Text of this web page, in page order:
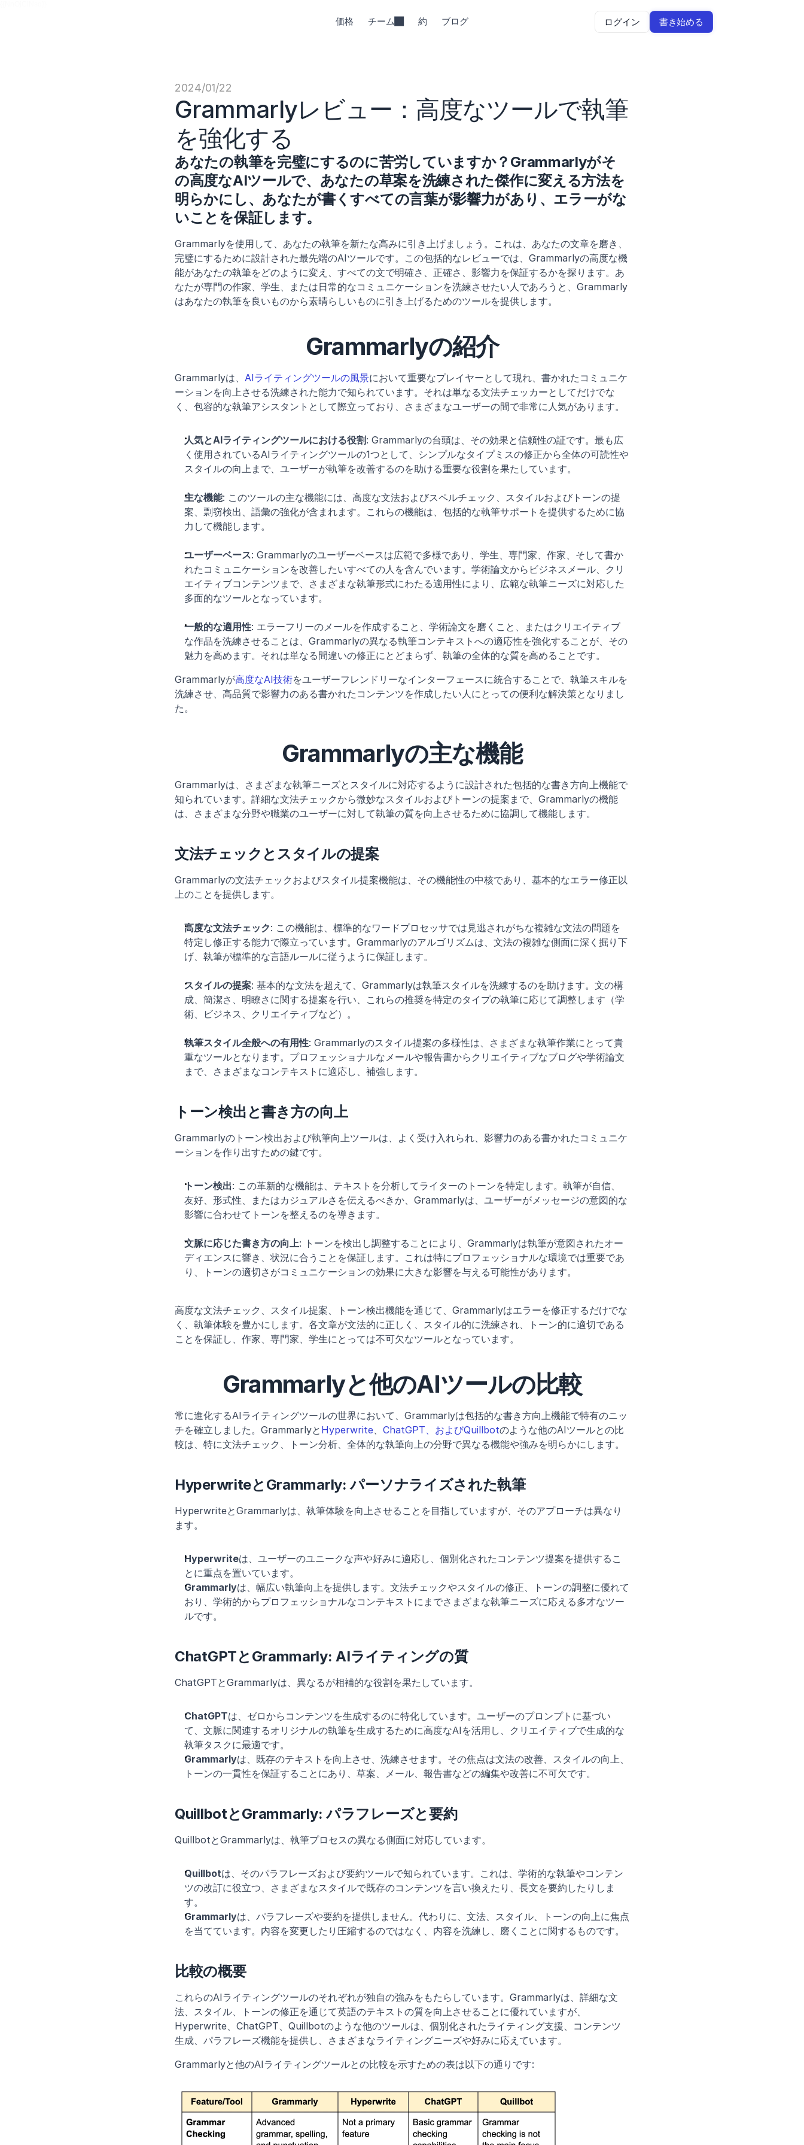
2024/01/22
Grammarlyレビュー：高度なツールで執筆
を強化する
あなたの執筆を完璧にするのに苦労していますか？Grammarlyがそ
の高度なAIツールで、あなたの草案を洗練された傑作に変える方法を
明らかにし、あなたが書くすべての言葉が影響力があり、エラーがな
いことを保証します。
Grammarlyを使用して、あなたの執筆を新たな高みに引き上げましょう。これは、あなたの文章を磨き、
完璧にするために設計された最先端のAIツールです。この包括的なレビューでは、Grammarlyの高度な機
能があなたの執筆をどのように変え、すべての文で明確さ、正確さ、影響力を保証するかを探ります。あ
なたが専門の作家、学生、または日常的なコミュニケーションを洗練させたい人であろうと、Grammarly
はあなたの執筆を良いものから素晴らしいものに引き上げるためのツールを提供します。
Grammarlyの紹介
Grammarlyは、 AIライティングツールの風景において重要なプレイヤーとして現れ、書かれたコミュニケ
ーションを向上させる洗練された能力で知られています。それは単なる文法チェッカーとしてだけでな
く、包容的な執筆アシスタントとして際立っており、さまざまなユーザーの間で非常に人気があります。
人気とAIライティングツールにおける役割: Grammarlyの台頭は、その効果と信頼性の証です。最も広
く使用されているAIライティングツールの1つとして、シンプルなタイプミスの修正から全体の可読性や
スタイルの向上まで、ユーザーが執筆を改善するのを助ける重要な役割を果たしています。
主な機能: このツールの主な機能には、高度な文法およびスペルチェック、スタイルおよびトーンの提
案、剽窃検出、語彙の強化が含まれます。これらの機能は、包括的な執筆サポートを提供するために協
力して機能します。
ユーザーベース: Grammarlyのユーザーベースは広範で多様であり、学生、専門家、作家、そして書か
れたコミュニケーションを改善したいすべての人を含んでいます。学術論文からビジネスメール、クリ
エイティブコンテンツまで、さまざまな執筆形式にわたる適用性により、広範な執筆ニーズに対応した
多面的なツールとなっています。
一般的な適用性: エラーフリーのメールを作成すること、学術論文を磨くこと、またはクリエイティブ
な作品を洗練させることは、Grammarlyの異なる執筆コンテキストへの適応性を強化することが、その
魅力を高めます。それは単なる間違いの修正にとどまらず、執筆の全体的な質を高めることです。
Grammarlyが高度なAI技術をユーザーフレンドリーなインターフェースに統合することで、執筆スキルを
洗練させ、高品質で影響力のある書かれたコンテンツを作成したい人にとっての便利な解決策となりまし
た。
Grammarlyの主な機能
Grammarlyは、さまざまな執筆ニーズとスタイルに対応するように設計された包括的な書き方向上機能で
知られています。詳細な文法チェックから微妙なスタイルおよびトーンの提案まで、Grammarlyの機能
は、さまざまな分野や職業のユーザーに対して執筆の質を向上させるために協調して機能します。
文法チェックとスタイルの提案
Grammarlyの文法チェックおよびスタイル提案機能は、その機能性の中核であり、基本的なエラー修正以
上のことを提供します。
高度な文法チェック: この機能は、標準的なワードプロセッサでは見逃されがちな複雑な文法の問題を
特定し修正する能力で際立っています。Grammarlyのアルゴリズムは、文法の複雑な側面に深く掘り下
げ、執筆が標準的な言語ルールに従うように保証します。
スタイルの提案: 基本的な文法を超えて、Grammarlyは執筆スタイルを洗練するのを助けます。文の構
成、簡潔さ、明瞭さに関する提案を行い、これらの推奨を特定のタイプの執筆に応じて調整します（学
術、ビジネス、クリエイティブなど）。
執筆スタイル全般への有用性: Grammarlyのスタイル提案の多様性は、さまざまな執筆作業にとって貴
重なツールとなります。プロフェッショナルなメールや報告書からクリエイティブなブログや学術論文
まで、さまざまなコンテキストに適応し、補強します。
トーン検出と書き方の向上
Grammarlyのトーン検出および執筆向上ツールは、よく受け入れられ、影響力のある書かれたコミュニケ
ーションを作り出すための鍵です。
トーン検出: この革新的な機能は、テキストを分析してライターのトーンを特定します。執筆が自信、
友好、形式性、またはカジュアルさを伝えるべきか、Grammarlyは、ユーザーがメッセージの意図的な
影響に合わせてトーンを整えるのを導きます。
文脈に応じた書き方の向上: トーンを検出し調整することにより、Grammarlyは執筆が意図されたオー
ディエンスに響き、状況に合うことを保証します。これは特にプロフェッショナルな環境では重要であ
り、トーンの適切さがコミュニケーションの効果に大きな影響を与える可能性があります。
高度な文法チェック、スタイル提案、トーン検出機能を通じて、Grammarlyはエラーを修正するだけでな
く、執筆体験を豊かにします。各文章が文法的に正しく、スタイル的に洗練され、トーン的に適切である
ことを保証し、作家、専門家、学生にとっては不可欠なツールとなっています。
Grammarlyと他のAIツールの比較
常に進化するAIライティングツールの世界において、Grammarlyは包括的な書き方向上機能で特有のニッ
チを確立しました。Grammarlyと Hyperwrite、 ChatGPT、およびQuillbotのような他のAIツールとの比
較は、特に文法チェック、トーン分析、全体的な執筆向上の分野で異なる機能や強みを明らかにします。
HyperwriteとGrammarly: パーソナライズされた執筆
HyperwriteとGrammarlyは、執筆体験を向上させることを目指していますが、そのアプローチは異なり
ます。
Hyperwriteは、ユーザーのユニークな声や好みに適応し、個別化されたコンテンツ提案を提供するこ
とに重点を置いています。
Grammarlyは、幅広い執筆向上を提供します。文法チェックやスタイルの修正、トーンの調整に優れて
おり、学術的からプロフェッショナルなコンテキストにまでさまざまな執筆ニーズに応える多才なツー
ルです。
ChatGPTとGrammarly: AIライティングの質
ChatGPTとGrammarlyは、異なるが相補的な役割を果たしています。
ChatGPTは、ゼロからコンテンツを生成するのに特化しています。ユーザーのプロンプトに基づい
て、文脈に関連するオリジナルの執筆を生成するために高度なAIを活用し、クリエイティブで生成的な
執筆タスクに最適です。
Grammarlyは、既存のテキストを向上させ、洗練させます。その焦点は文法の改善、スタイルの向上、
トーンの一貫性を保証することにあり、草案、メール、報告書などの編集や改善に不可欠です。
QuillbotとGrammarly: パラフレーズと要約
QuillbotとGrammarlyは、執筆プロセスの異なる側面に対応しています。
Quillbotは、そのパラフレーズおよび要約ツールで知られています。これは、学術的な執筆やコンテン
ツの改訂に役立つ、さまざまなスタイルで既存のコンテンツを言い換えたり、長文を要約したりしま
す。
Grammarlyは、パラフレーズや要約を提供しません。代わりに、文法、スタイル、トーンの向上に焦点
を当てています。内容を変更したり圧縮するのではなく、内容を洗練し、磨くことに関するものです。
比較の概要
これらのAIライティングツールのそれぞれが独自の強みをもたらしています。Grammarlyは、詳細な文
法、スタイル、トーンの修正を通じて英語のテキストの質を向上させることに優れていますが、
Hyperwrite、ChatGPT、Quillbotのような他のツールは、個別化されたライティング支援、コンテンツ
生成、パラフレーズ機能を提供し、さまざまなライティングニーズや好みに応えています。
Grammarlyと他のAIライティングツールとの比較を示すための表は以下の通りです:
価格 チーム 約 ブログ ログイン 書き始める